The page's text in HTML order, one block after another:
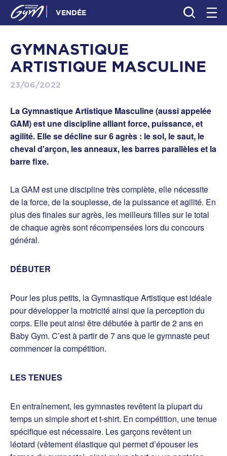
VENDÉE
GYMNASTIQUE
ARTISTIQUE MASCULINE
23/06/2022
La Gymnastique Artistique Masculine (aussi appelée
GAM) est une discipline alliant force, puissance, et
agilité. Elle se décline sur 6 agrès : le sol, le saut, le
cheval d'arçon, les anneaux, les barres parallèles et la
barre fixe.
La GAM est une discipline très complète, elle nécessite
de la force, de la souplesse, de la puissance et agilité. En
plus des finales sur agrès, les meilleurs filles sur le total
de chaque agrès sont récompensées lors du concours
général.
DÉBUTER
Pour les plus petits, la Gymnastique Artistique est idéale
pour développer la motricité ainsi que la perception du
corps. Elle peut ainsi être débutée à partir de 2 ans en
Baby Gym. C’est à partir de 7 ans que le gymnaste peut
commencer la compétition.
LES TENUES
En entraînement, les gymnastes revêtent la plupart du
temps un simple short et t-shirt. En compétition, une tenue
spécifique est nécessaire. Les garçons revêtent un
léotard (vêtement élastique qui permet d’épouser les